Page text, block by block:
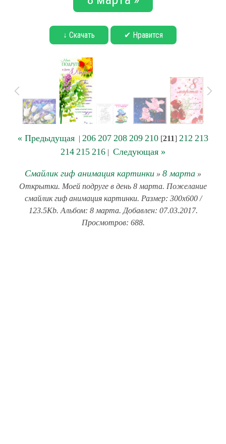
↓ Скачать ✔ Нравится
« Предыдущая | 206 207 208 209 210 [211] 212 213
214 215 216 | Следующая »
Смайлик гиф анимация картинки » 8 марта »
Открытки. Моей подруге в день 8 марта. Пожелание
смайлик гиф анимация картинки. Размер: 300x600 /
123.5Kb. Альбом: 8 марта. Добавлен: 07.03.2017.
Просмотров: 688.